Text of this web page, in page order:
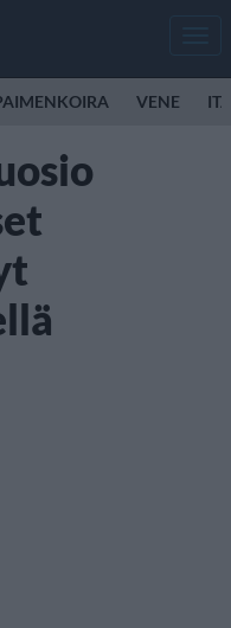
VENE